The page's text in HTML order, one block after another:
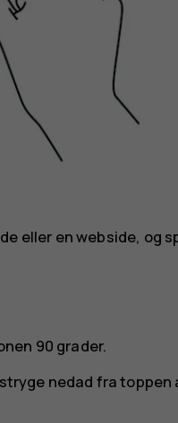
eller en webside, og
90 grader.
nedad fra